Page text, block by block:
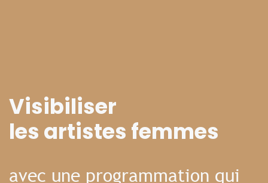
Visibiliser
les artistes femmes
avec une programmation qui